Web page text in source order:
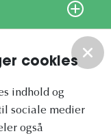
cookies
indhold og
sociale medier
også